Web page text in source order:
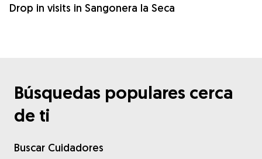
Drop in visits in Sangonera la Seca
Búsquedas populares cerca
de ti
Buscar Cuidadores